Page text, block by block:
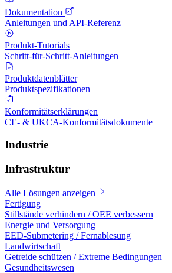
Dokumentation
Anleitungen und API-Referenz
Produkt-Tutorials
Schritt-für-Schritt-Anleitungen
Produktdatenblätter
Produktspezifikationen
Konformitätserklärungen
CE- & UKCA-Konformitätsdokumente
Industrie
Infrastruktur
Alle Lösungen anzeigen
Fertigung
Stillstände verhindern / OEE verbessern
Energie und Versorgung
EED-Submetering / Fernablesung
Landwirtschaft
Getreide schützen / Extreme Bedingungen
Gesundheitswesen